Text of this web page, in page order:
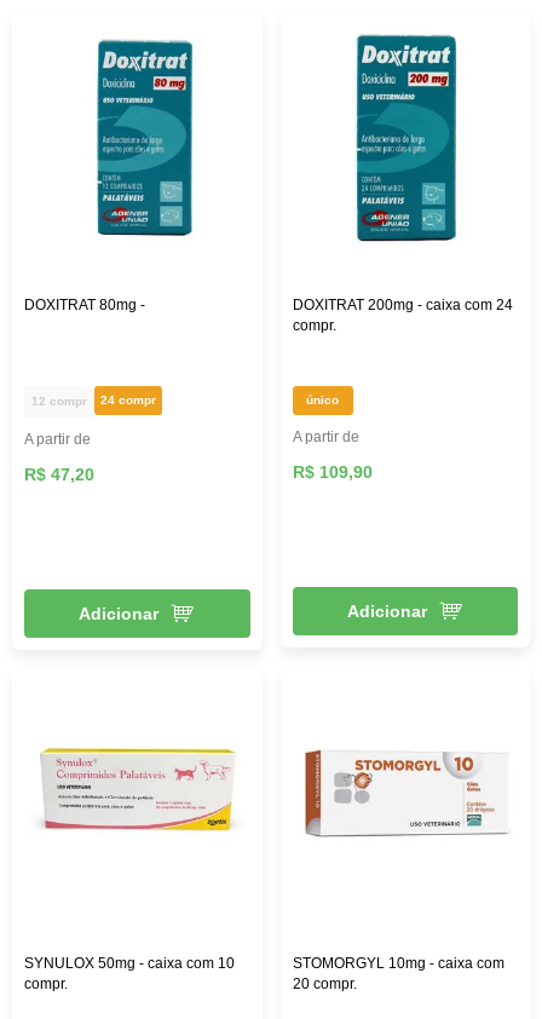
DOXITRAT 80mg -
12 compr 24 compr
A partir de
R$ 47,20
Adicionar
DOXITRAT 200mg - caixa com 24
compr.
único
A partir de
R$ 109,90
Adicionar
SYNULOX 50mg - caixa com 10
compr.
STOMORGYL 10mg - caixa com
20 compr.